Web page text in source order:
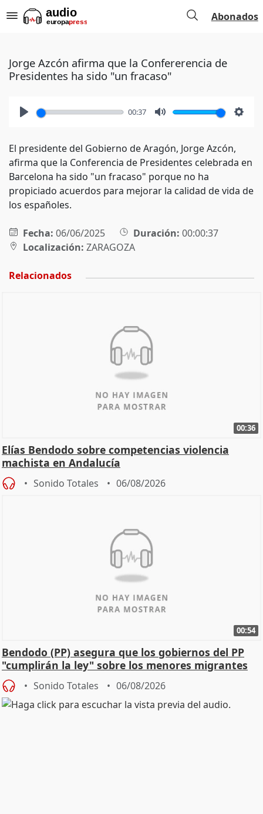
Abonados
Jorge Azcón afirma que la Confererencia de
Presidentes ha sido "un fracaso"
00:37
El presidente del Gobierno de Aragón, Jorge Azcón,
afirma que la Conferencia de Presidentes celebrada en
Barcelona ha sido "un fracaso" porque no ha
propiciado acuerdos para mejorar la calidad de vida de
los españoles.
Fecha: 06/06/2025 Duración: 00:00:37
Localización: ZARAGOZA
Relacionados
00:36
Elías Bendodo sobre competencias violencia
machista en Andalucía
Sonido Totales 06/08/2026
00:54
Bendodo (PP) asegura que los gobiernos del PP
"cumplirán la ley" sobre los menores migrantes
Sonido Totales 06/08/2026